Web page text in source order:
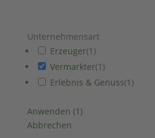
Unternehmensart
Erzeuger(1 )
Vermarkter(1 )
Erlebnis & Genuss(1 )
Anwenden (1 )
Abbrechen